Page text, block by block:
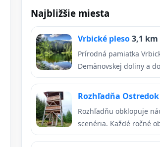
Najbližšie miesta
Vrbické pleso3,1 km
Prírodná pamiatka
Demänovskej doliny a
Rozhľadňa Ostredok
Rozhľadňu obklopuje
scenéria. Každé ročné